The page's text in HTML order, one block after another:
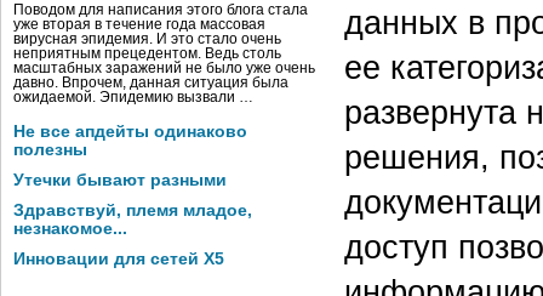
Поводом для написания этого блога стала
уже вторая в течение года массовая
вирусная эпидемия. И это стало очень
неприятным прецедентом. Ведь столь
масштабных заражений не было уже очень
давно. Впрочем, данная ситуация была
ожидаемой. Эпидемию вызвали …
Не все апдейты одинаково
полезны
Утечки бывают разными
Здравствуй, племя младое,
незнакомое...
Инновации для сетей X5
данных в
ее
развернута
решения,
доступ